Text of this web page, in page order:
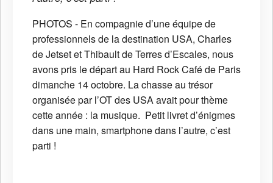
PHOTOS - En compagnie d’une équipe de
professionnels de la destination USA, Charles
de Jetset et Thibault de Terres d’Escales, nous
avons pris le départ au Hard Rock Café de Paris
dimanche 14 octobre. La chasse au trésor
organisée par l’OT des USA avait pour thème
cette année : la musique. Petit livret d’énigmes
dans une main, smartphone dans l’autre, c’est
parti !